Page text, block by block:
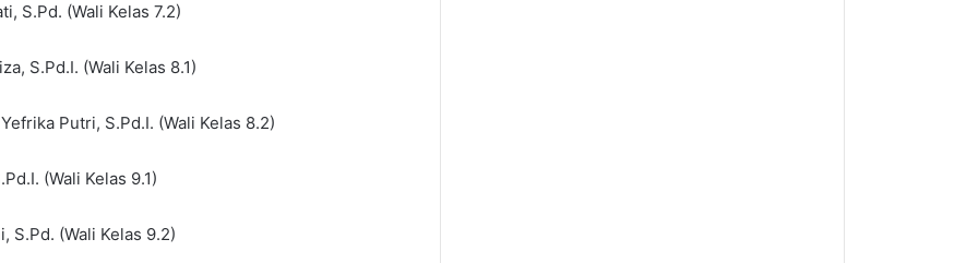
S.Pd. (Wali Kelas 7.2)
S.Pd.I. (Wali Kelas 8.1)
Putri, S.Pd.I. (Wali Kelas 8.2)
(Wali Kelas 9.1)
S.Pd. (Wali Kelas 9.2)